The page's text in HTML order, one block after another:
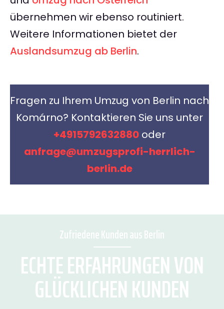
übernehmen wir ebenso routiniert.
Weitere Informationen bietet der
Auslandsumzug ab Berlin.
Fragen zu Ihrem Umzug von Berlin nach
Komárno? Kontaktieren Sie uns unter
+4915792632880 oder
anfrage@umzugsprofi-herrlich-
berlin.de
Zufriedene Kunden aus Berlin
ECHTE ERFAHRUNGEN VON
GLÜCKLICHEN KUNDEN